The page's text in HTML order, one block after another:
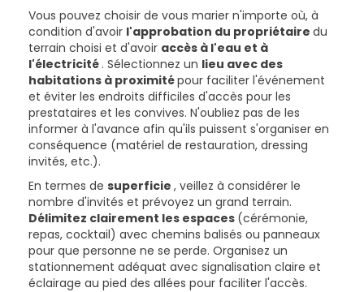
Vous pouvez choisir de vous marier n'importe où, à
condition d'avoir l'approbation du propriétaire du
terrain choisi et d'avoir accès à l'eau et à
l'électricité . Sélectionnez un lieu avec des
habitations à proximitépour faciliter l'événement
et éviter les endroits difficiles d'accès pour les
prestataires et les convives. N'oubliez pas de les
informer à l'avance afin qu'ils puissent s'organiser en
conséquence (matériel de restauration, dressing
invités, etc.).
En termes de superficie , veillez à considérer le
nombre d'invités et prévoyez un grand terrain.
Délimitez clairement les espaces (cérémonie,
repas, cocktail) avec chemins balisés ou panneaux
pour que personne ne se perde. Organisez un
stationnement adéquat avec signalisation claire et
éclairage au pied des allées pour faciliter l'accès.